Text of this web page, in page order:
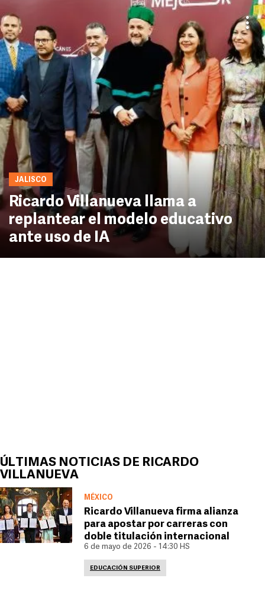
JALISCO
Ricardo Villanueva llama a
replantear el modelo educativo
ante uso de IA
ÚLTIMAS NOTICIAS DE RICARDO
VILLANUEVA
MÉXICO
Ricardo Villanueva firma alianza
para apostar por carreras con
doble titulación internacional
6 de mayo de 2026 - 14:30 HS
EDUCACIÓN SUPERIOR